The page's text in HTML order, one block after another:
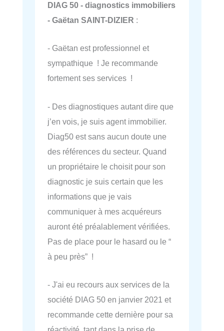
DIAG 50 - diagnostics immobiliers
- Gaëtan SAINT-DIZIER :
- Gaëtan est professionnel et
sympathique ! Je recommande
fortement ses services !
- Des diagnostiques autant dire que
j’en vois, je suis agent immobilier.
Diag50 est sans aucun doute une
des références du secteur. Quand
un propriétaire le choisit pour son
diagnostic je suis certain que les
informations que je vais
communiquer à mes acquéreurs
auront été préalablement vérifiées.
Pas de place pour le hasard ou le “
à peu près” !
- J'ai eu recours aux services de la
société DIAG 50 en janvier 2021 et
recommande cette dernière pour sa